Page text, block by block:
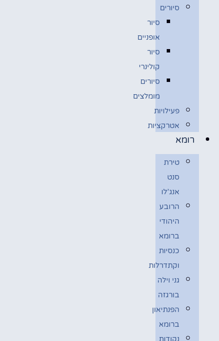
סיורים
סיור
אופניים
סיור
קולינרי
סיורים
מומלצים
פעילויות
אטרקציות
רומא
טירת
סנט
אנג’לו
הרובע
היהודי
ברומא
כנסיות
וקתדרלות
גני וילה
בורגזה
הפנתיאון
ברומא
נקודות